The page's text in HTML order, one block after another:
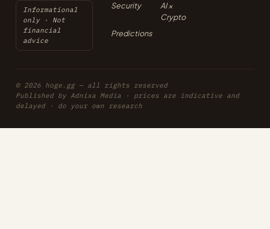
Informational
only · Not
financial
advice
Security
AI ×
Crypto
Predictions
© 2026 hoge.gg — all rights reserved
Published by Adnixa Media · prices are indicative and
delayed · do your own research